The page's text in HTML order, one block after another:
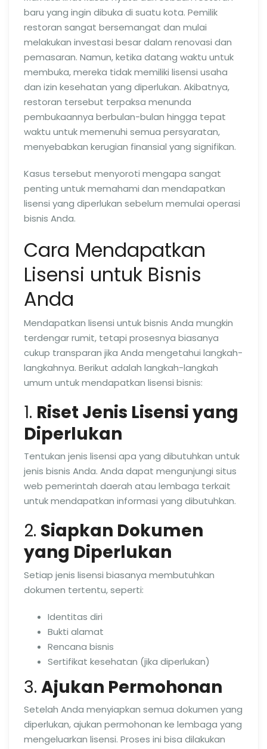
baru yang ingin dibuka di suatu kota. Pemilik
restoran sangat bersemangat dan mulai
melakukan investasi besar dalam renovasi dan
pemasaran. Namun, ketika datang waktu untuk
membuka, mereka tidak memiliki lisensi usaha
dan izin kesehatan yang diperlukan. Akibatnya,
restoran tersebut terpaksa menunda
pembukaannya berbulan-bulan hingga tepat
waktu untuk memenuhi semua persyaratan,
menyebabkan kerugian finansial yang signifikan.
Kasus tersebut menyoroti mengapa sangat
penting untuk memahami dan mendapatkan
lisensi yang diperlukan sebelum memulai operasi
bisnis Anda.
Cara Mendapatkan
Lisensi untuk Bisnis
Anda
Mendapatkan lisensi untuk bisnis Anda mungkin
terdengar rumit, tetapi prosesnya biasanya
cukup transparan jika Anda mengetahui langkah-
langkahnya. Berikut adalah langkah-langkah
umum untuk mendapatkan lisensi bisnis:
1. Riset Jenis Lisensi yang
Diperlukan
Tentukan jenis lisensi apa yang dibutuhkan untuk
jenis bisnis Anda. Anda dapat mengunjungi situs
web pemerintah daerah atau lembaga terkait
untuk mendapatkan informasi yang dibutuhkan.
2. Siapkan Dokumen
yang Diperlukan
Setiap jenis lisensi biasanya membutuhkan
dokumen tertentu, seperti:
Identitas diri
Bukti alamat
Rencana bisnis
Sertifikat kesehatan (jika diperlukan)
3. Ajukan Permohonan
Setelah Anda menyiapkan semua dokumen yang
diperlukan, ajukan permohonan ke lembaga yang
mengeluarkan lisensi. Proses ini bisa dilakukan